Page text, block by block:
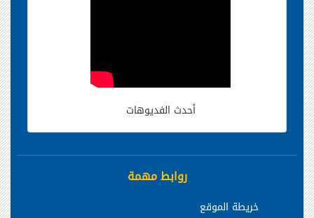
أحدث الفديوهات
روابط مهمة
خريطة الموقع